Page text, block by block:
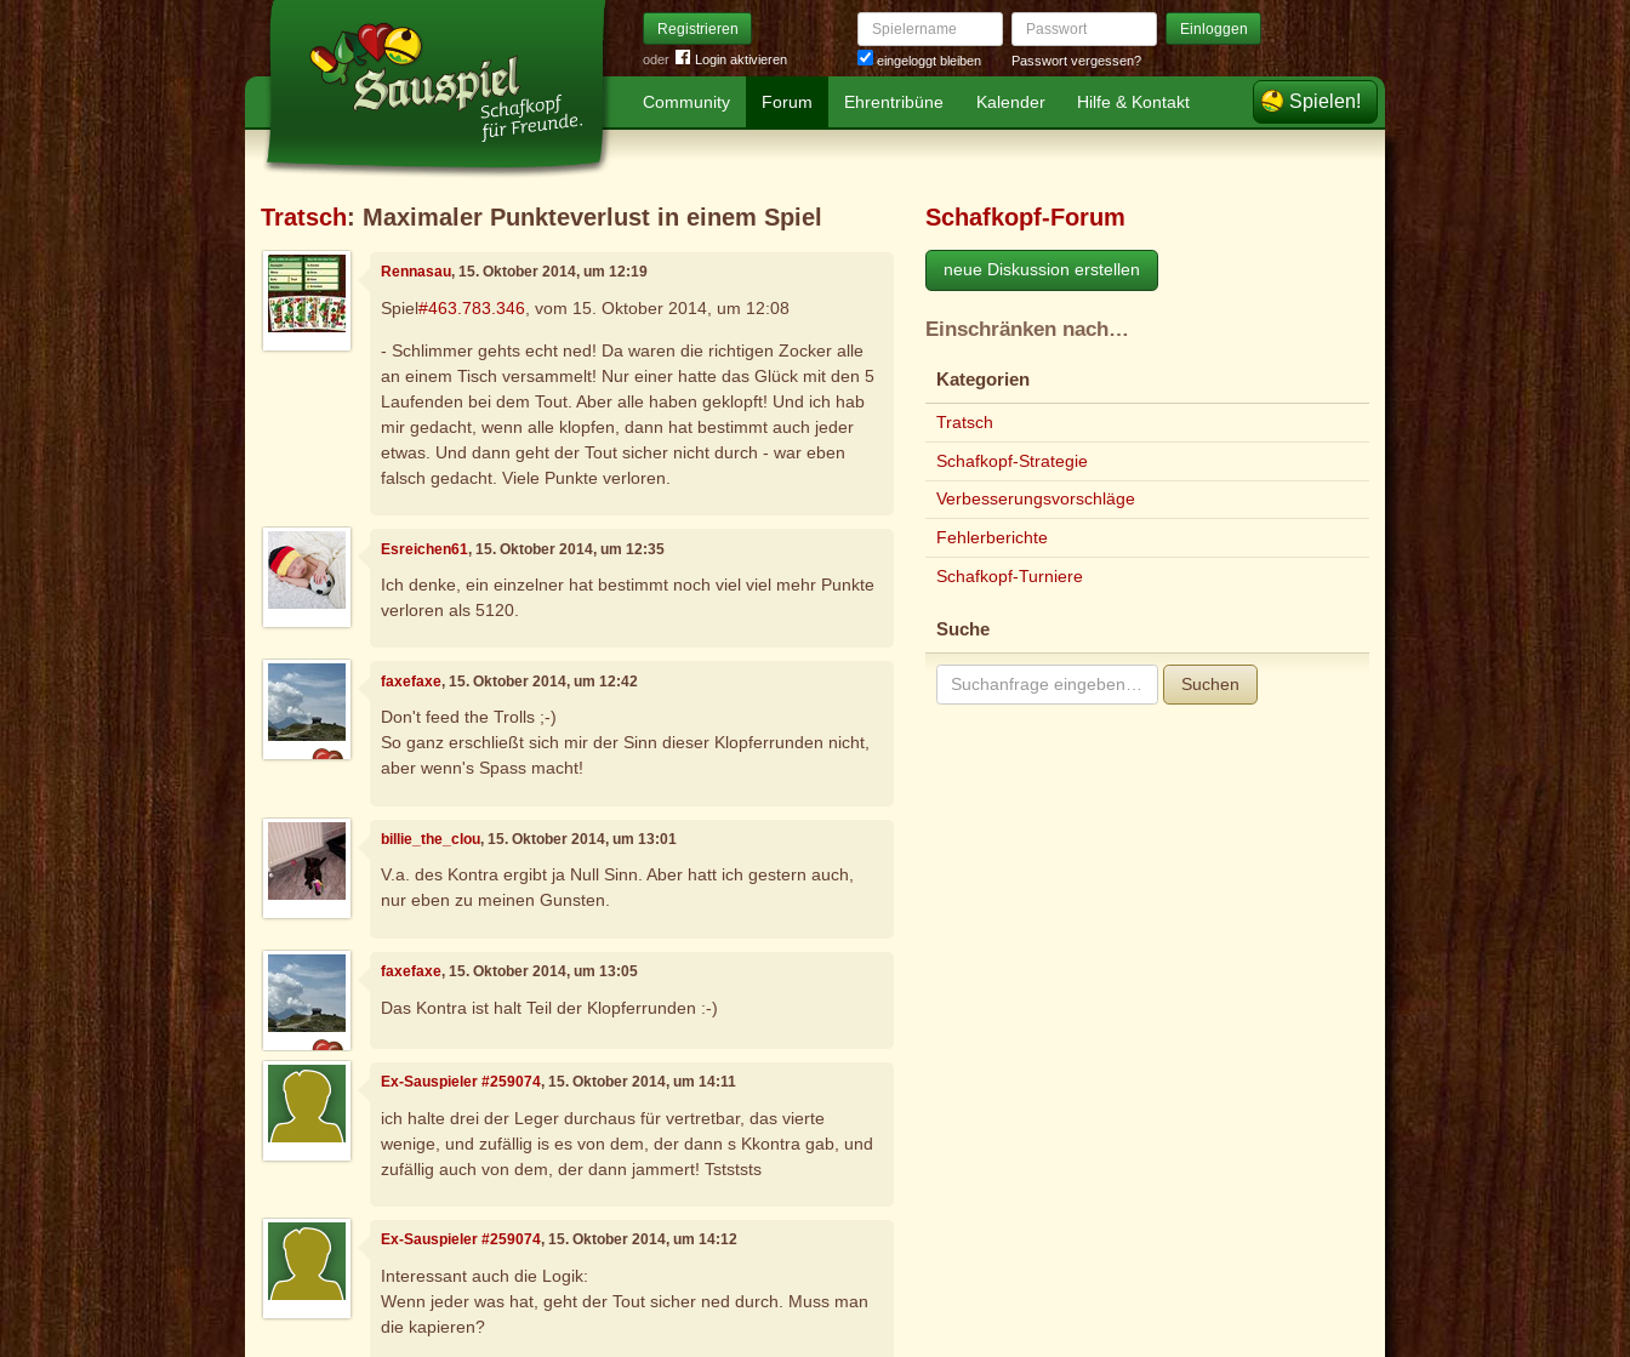
Registrieren
oder Login aktivieren
Spielername
eingeloggt bleiben
Passwort Einloggen
Passwort vergessen?
Community Forum Ehrentribüne Kalender Hilfe & Kontakt Spielen!
Tratsch: Maximaler Punkteverlust in einem Spiel
Rennasau, 15. Oktober 2014, um 12:19
Spiel#463.783.346 , vom 15. Oktober 2014, um 12:08
- Schlimmer gehts echt ned! Da waren die richtigen Zocker alle
an einem Tisch versammelt! Nur einer hatte das Glück mit den 5
Laufenden bei dem Tout. Aber alle haben geklopft! Und ich hab
mir gedacht, wenn alle klopfen, dann hat bestimmt auch jeder
etwas. Und dann geht der Tout sicher nicht durch - war eben
falsch gedacht. Viele Punkte verloren.
Esreichen61, 15. Oktober 2014, um 12:35
Ich denke, ein einzelner hat bestimmt noch viel viel mehr Punkte
verloren als 5120.
faxefaxe, 15. Oktober 2014, um 12:42
Don't feed the Trolls ;-)
So ganz erschließt sich mir der Sinn dieser Klopferrunden nicht,
aber wenn's Spass macht!
billie_the_clou, 15. Oktober 2014, um 13:01
V.a. des Kontra ergibt ja Null Sinn. Aber hatt ich gestern auch,
nur eben zu meinen Gunsten.
faxefaxe, 15. Oktober 2014, um 13:05
Das Kontra ist halt Teil der Klopferrunden :-)
Ex-Sauspieler #259074, 15. Oktober 2014, um 14:11
ich halte drei der Leger durchaus für vertretbar, das vierte
wenige, und zufällig is es von dem, der dann s Kkontra gab, und
zufällig auch von dem, der dann jammert! Tstststs
Ex-Sauspieler #259074, 15. Oktober 2014, um 14:12
Interessant auch die Logik:
Wenn jeder was hat, geht der Tout sicher ned durch. Muss man
die kapieren?
Schafkopf-Forum
neue Diskussion erstellen
Einschränken nach…
Kategorien
Tratsch
Schafkopf-Strategie
Verbesserungsvorschläge
Fehlerberichte
Schafkopf-Turniere
Suche
Suchen